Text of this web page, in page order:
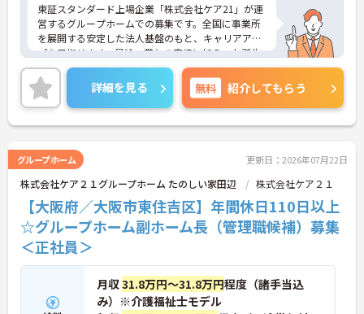
東証スタンダード上場企業「株式会社ケア21」が運
営するグループホームでの募集です。全国に事業所
を展開する安定した法人基盤のもと、キャリアアッ
プを目指せます。昇給・賞与の実績に加え、お誕生
日プレゼントや各種割引が利用できる組合制度な
ど、手厚い福利厚生も魅力。定年制を撤廃している
ため、腰を据えて長くご活躍いただけます。これま
での経験を活かして施設運営や人材育成に挑戦した
い方、チームで何かを創り上げるのが好きな方にお
すので、お気軽にお問い合わせください。
詳細を見る 無料 紹介してもらう
グループホーム 更新日：2026年07月22日
株式会社ケア２１グループホーム たのしい家田辺 株式会社ケア２１
【大阪府／大阪市東住吉区】年間休日110日以上
☆グループホーム副ホーム長（管理職候補）募集
＜正社員＞
月収31.8万円～31.8万円程度（諸手当込
み）※介護福祉士モデル